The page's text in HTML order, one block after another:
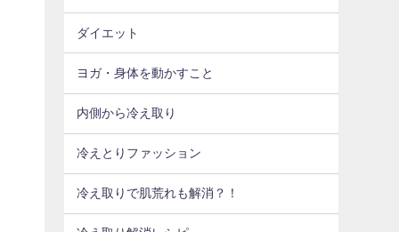
ダイエット
ヨガ・身体を動かすこと
内側から冷え取り
冷えとりファッション
冷え取りで肌荒れも解消？！